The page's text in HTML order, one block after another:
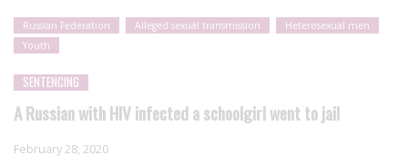
Russian Federation Alleged sexual transmission
Heterosexual men
Youth
SENTENCING
A Russian with HIV infected a schoolgirl went to jail
February 28, 2020